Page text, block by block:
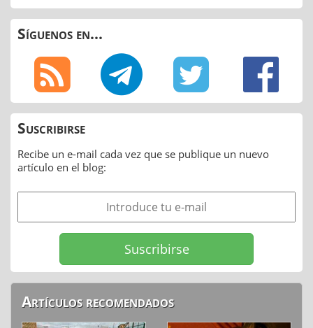
Síguenos en...
Suscribirse
Recibe un e-mail cada vez que se publique un nuevo
artículo en el blog:
Artículos recomendados